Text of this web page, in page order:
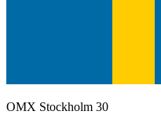
OMX Stockholm 30